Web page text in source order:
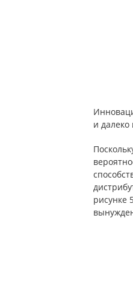
и
рисунке